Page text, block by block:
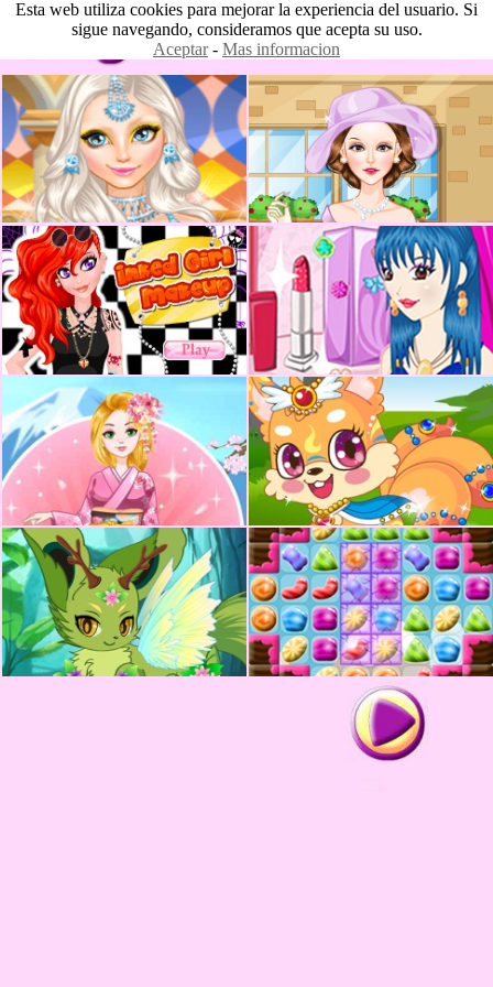
Esta web utiliza cookies para mejorar la experiencia del usuario. Si
sigue navegando, consideramos que acepta su uso.
Aceptar- Mas informacion